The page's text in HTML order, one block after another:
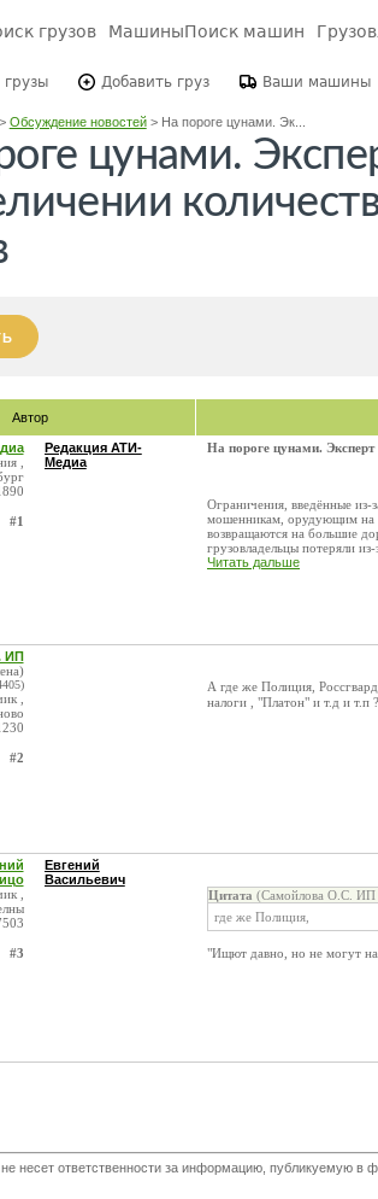
грузов МашиныПоиск машин
Добавить груз Ваши машины
Обсуждение новостей> На пороге цунами. Эк...
цунами.
Автор
,
#1
Редакция АТИ-
Медиа
На пороге цунами. Эксперт
Ограничения, введённые из-
мошенникам, орудующим на
возвращаются на большие
грузовладельцы потеряли
Читать дальше
ИП
,
#2
А где же Полиция,
налоги , "Платон" и т.д и т.п
,
#3
Евгений
Васильевич
Цитата (Самойлова О.С. ИП
где же Полиция,
"Ищют давно, но не могут
несет ответственности за информацию, публикуемую